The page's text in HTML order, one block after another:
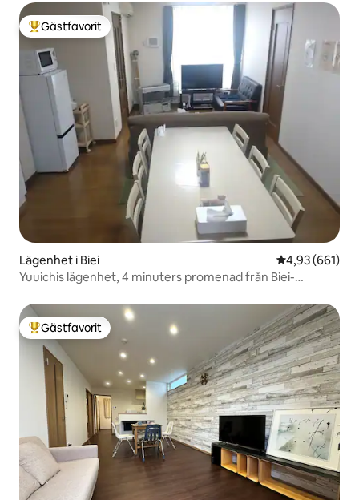
Populär gästfavorit
Gästfavorit
Lägenhet i Biei 4,93 av 5 i
4,93 (661)
Yuuichis lägenhet, 4 minuters promenad från Biei-
Populär gästfavorit
Gästfavorit